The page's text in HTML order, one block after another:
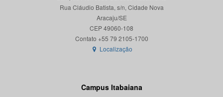
Rua Cláudio Batista, s/n, Cidade Nova
Aracaju/SE
CEP 49060-108
Localização
Campus Itabaiana